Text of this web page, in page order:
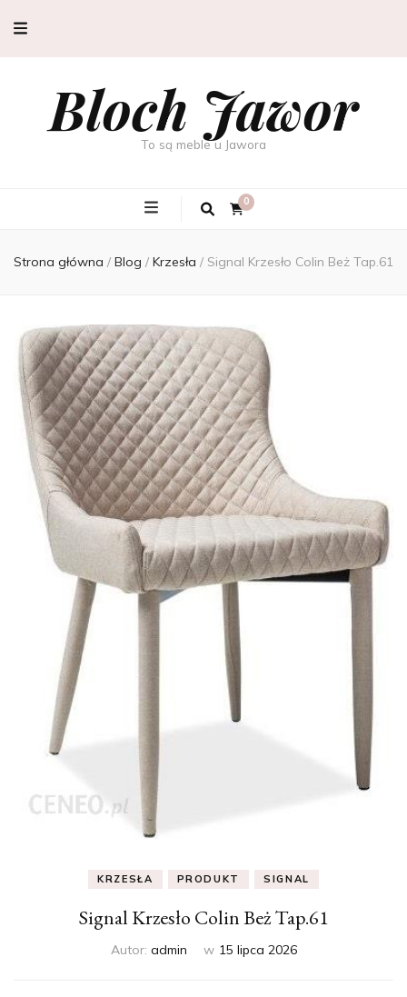
Bloch Jawor
To są meble u Jawora
0
Strona główna / Blog / Krzesła / Signal Krzesło Colin Beż Tap.61
KRZESŁA PRODUKT SIGNAL
Signal Krzesło Colin Beż Tap.61
Autor: admin w 15 lipca 2026